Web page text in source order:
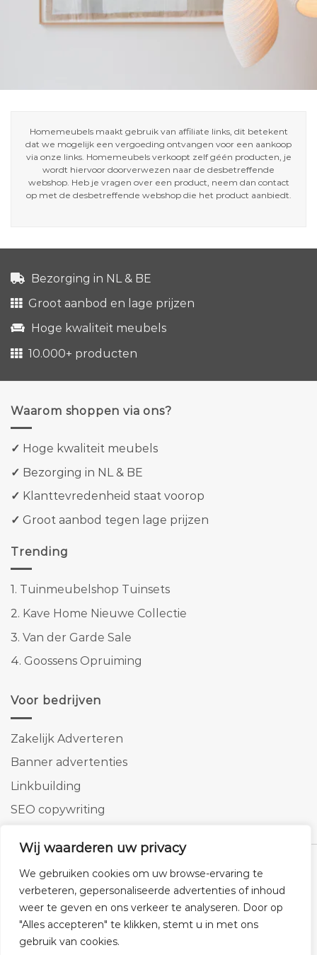
Wij waarderen uw privacy
We gebruiken cookies om uw browse-ervaring te
verbeteren, gepersonaliseerde advertenties of inhoud
weer te geven en ons verkeer te analyseren. Door op
"Alles accepteren" te klikken, stemt u in met ons
gebruik van cookies.
Homemeubels maakt gebruik van affiliate links, dit betekent
dat we mogelijk een vergoeding ontvangen voor een aankoop
via onze links. Homemeubels verkoopt zelf géén producten, je
wordt hiervoor doorverwezen naar de desbetreffende
webshop. Heb je vragen over een product, neem dan contact
op met de desbetreffende webshop die het product aanbiedt.
Bezorging in NL & BE
Groot aanbod en lage prijzen
Hoge kwaliteit meubels
10.000+ producten
Waarom shoppen via ons?
✓ Hoge kwaliteit meubels
✓ Bezorging in NL & BE
✓ Klanttevredenheid staat voorop
✓ Groot aanbod tegen lage prijzen
Trending
1. Tuinmeubelshop Tuinsets
2. Kave Home Nieuwe Collectie
3. Van der Garde Sale
4. Goossens Opruiming
Voor bedrijven
Zakelijk Adverteren
Banner advertenties
Linkbuilding
SEO copywriting
Klantenservice Cookies Privacybeleid Disclaimer
© 2026 -Homemeubels.nl